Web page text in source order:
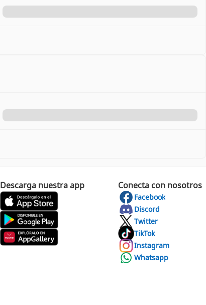
Descarga nuestra app Conecta con nosotros
Facebook
Discord
Twitter
TikTok
Instagram
Whatsapp